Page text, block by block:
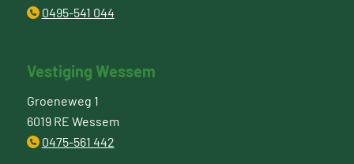
0495-541 044
Vestiging Wessem
Groeneweg 1
6019 RE Wessem
0475-561 442